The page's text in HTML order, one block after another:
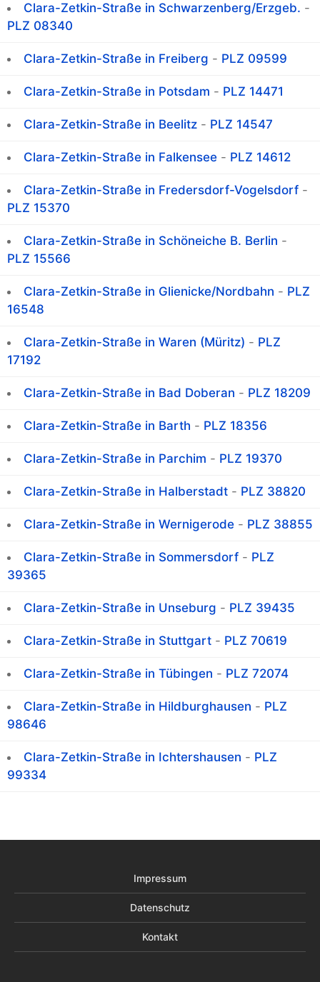
Clara-Zetkin-Straße in Schwarzenberg/Erzgeb. -
PLZ 08340
Clara-Zetkin-Straße in Freiberg - PLZ 09599
Clara-Zetkin-Straße in Potsdam - PLZ 14471
Clara-Zetkin-Straße in Beelitz - PLZ 14547
Clara-Zetkin-Straße in Falkensee - PLZ 14612
Clara-Zetkin-Straße in Fredersdorf-Vogelsdorf -
PLZ 15370
Clara-Zetkin-Straße in Schöneiche B. Berlin -
PLZ 15566
Clara-Zetkin-Straße in Glienicke/Nordbahn - PLZ
16548
Clara-Zetkin-Straße in Waren (Müritz) - PLZ
17192
Clara-Zetkin-Straße in Bad Doberan - PLZ 18209
Clara-Zetkin-Straße in Barth - PLZ 18356
Clara-Zetkin-Straße in Parchim - PLZ 19370
Clara-Zetkin-Straße in Halberstadt - PLZ 38820
Clara-Zetkin-Straße in Wernigerode - PLZ 38855
Clara-Zetkin-Straße in Sommersdorf - PLZ
39365
Clara-Zetkin-Straße in Unseburg - PLZ 39435
Clara-Zetkin-Straße in Stuttgart - PLZ 70619
Clara-Zetkin-Straße in Tübingen - PLZ 72074
Clara-Zetkin-Straße in Hildburghausen - PLZ
98646
Clara-Zetkin-Straße in Ichtershausen - PLZ
99334
Impressum
Datenschutz
Kontakt